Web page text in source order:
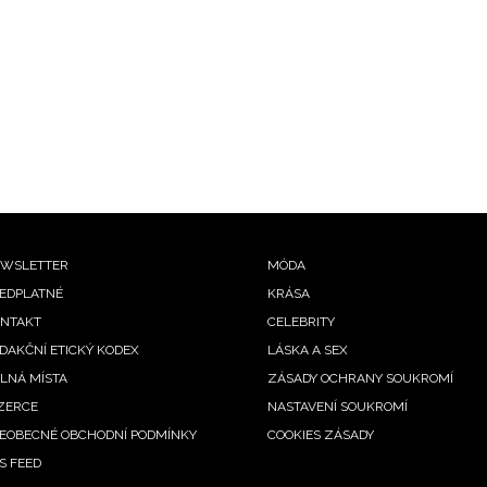
ETICKÝ KODEX
MÍSTA
OBCHODNÍ PODMÍNKY
FEED
MÓDA
KRÁSA
CELEBRITY
LÁSKA A SEX
ZÁSADY OCHRANY SOUKROMÍ
NASTAVENÍ SOUKROMÍ
COOKIES ZÁSADY